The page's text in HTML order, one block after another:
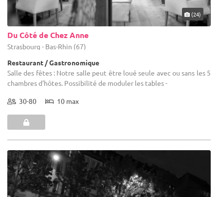
(24)
Du Côté de Chez Anne
Strasbourg - Bas-Rhin (67)
Restaurant / Gastronomique
Salle des fêtes : Notre salle peut être loué seule avec ou sans les 5
chambres d'hôtes. Possibilité de moduler les tables -
30-80 10 max